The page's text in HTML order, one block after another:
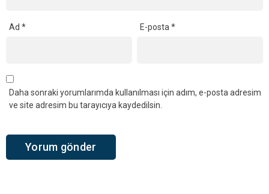
Ad * E-posta*
Daha sonraki yorumlarımda kullanılması için adım, e-posta adresim
ve site adresim bu tarayıcıya kaydedilsin.